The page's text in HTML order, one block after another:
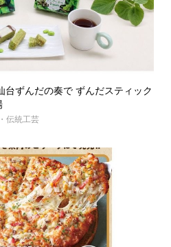
ずんだの奏で ずんだスティック
伝統工芸